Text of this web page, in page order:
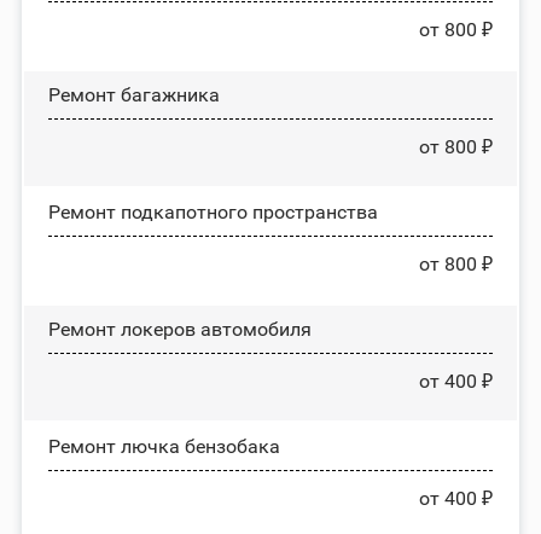
от 800 ₽
Ремонт багажника
от 800 ₽
Ремонт подкапотного пространства
от 800 ₽
Ремонт лoĸepoв автомобиля
от 400 ₽
Ремонт лючка бензобака
от 400 ₽